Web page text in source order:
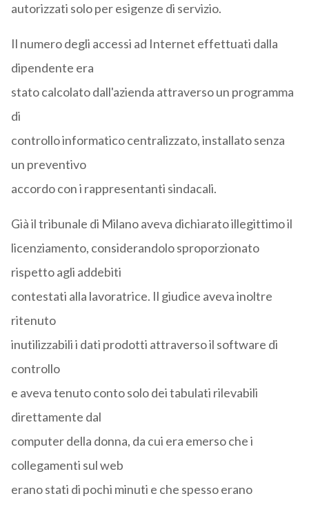
autorizzati solo per esigenze di servizio.
Il numero degli accessi ad Internet effettuati dalla
dipendente era
stato calcolato dall'azienda attraverso un programma
di
controllo informatico centralizzato, installato senza
un preventivo
accordo con i rappresentanti sindacali.
Già il tribunale di Milano aveva dichiarato illegittimo il
licenziamento, considerandolo sproporzionato
rispetto agli addebiti
contestati alla lavoratrice. Il giudice aveva inoltre
ritenuto
inutilizzabili i dati prodotti attraverso il software di
controllo
e aveva tenuto conto solo dei tabulati rilevabili
direttamente dal
computer della donna, da cui era emerso che i
collegamenti sul web
erano stati di pochi minuti e che spesso erano